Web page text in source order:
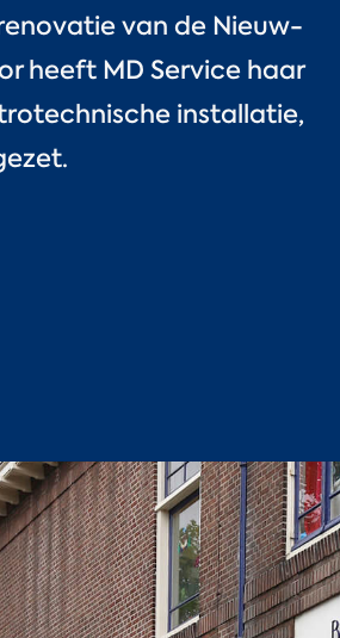
van de Nieuw-
heeft MD Service haar
installatie,